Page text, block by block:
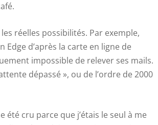
réelles possibilités. Par exemple,
d’après la carte en ligne de
impossible de relever ses mails.
dépassé », ou de l’ordre de 2000
été cru parce que j’étais le seul à me